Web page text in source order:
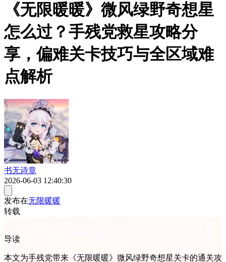
《无限暖暖》微风绿野奇想星
怎么过？手残党救星攻略分
享，偏难关卡技巧与全区域难
点解析
书无诗章
2026-06-03 12:40:30
发布在无限暖暖
转载
导读
本文为手残党带来《无限暖暖》微风绿野奇想星关卡的通关攻